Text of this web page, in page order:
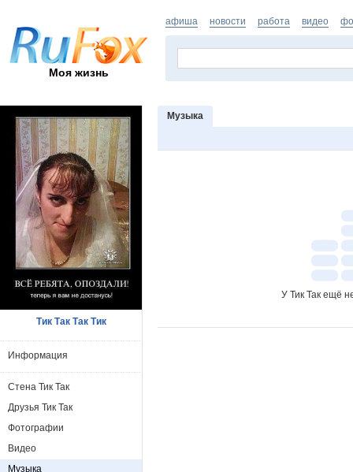
Моя жизнь
афиша новости работа видео
Музыка
У Тик Так ещё
Тик Так Так Тик
Информация
Стена Тик Так
Друзья Тик Так
Фотографии
Видео
Музыка